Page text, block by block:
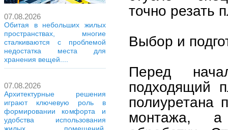
07.08.2026
Обитая в небольших жилых
пространствах, многие
сталкиваются с проблемой
недостатка места для
хранения вещей....
07.08.2026
Архитектурные решения
играют ключевую роль в
формировании комфорта и
удобства использования
точно резать
Выбор и
Перед
подходящий
полиуретана
монтажа, а